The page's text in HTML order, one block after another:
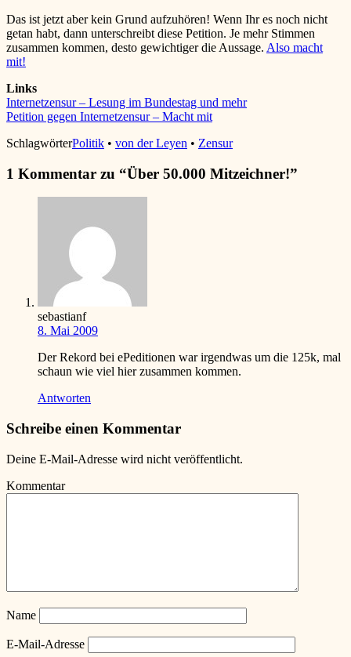
Das ist jetzt aber kein Grund aufzuhören! Wenn Ihr es noch nicht
getan habt, dann unterschreibt diese Petition. Je mehr Stimmen
zusammen kommen, desto gewichtiger die Aussage. Also macht
mit!
Links
Internetzensur – Lesung im Bundestag und mehr
Petition gegen Internetzensur – Macht mit
SchlagwörterPolitik • von der Leyen • Zensur
1 Kommentar zu “Über 50.000 Mitzeichner!”
sebastianf
8. Mai 2009
Der Rekord bei ePeditionen war irgendwas um die 125k, mal
schaun wie viel hier zusammen kommen.
Antworten
Schreibe einen Kommentar
Deine E-Mail-Adresse wird nicht veröffentlicht.
Kommentar
Name
E-Mail-Adresse